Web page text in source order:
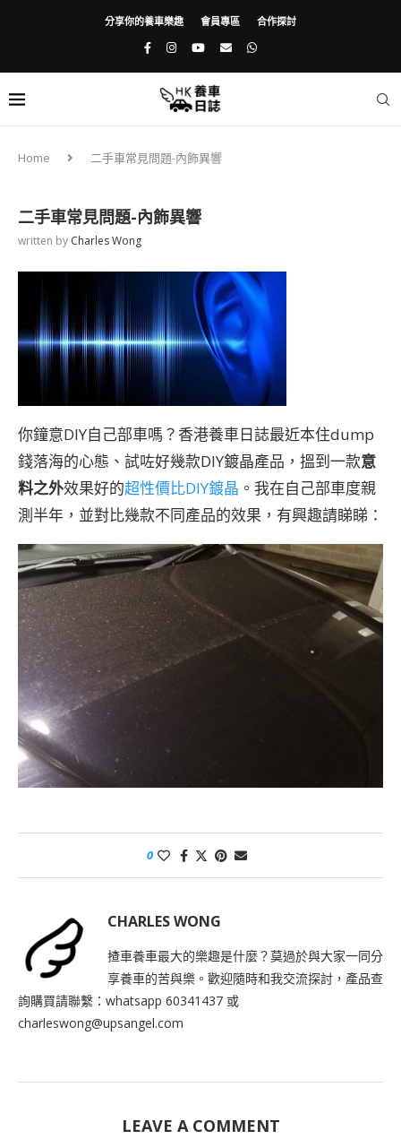
分享你的養車樂趣 會員專區 合作探討
Home 二手車常見問題-內飾異響
二手車常見問題-內飾異響
written by Charles Wong
你鐘意DIY自己部車嗎？香港養車日誌最近本住dump
錢落海的心態、試咗好幾款DIY鍍晶產品，搵到一款意
料之外效果好的超性價比DIY鍍晶 。我在自己部車度親
測半年，並對比幾款不同產品的效果，有興趣請睇睇：
0
CHARLES WONG
揸車養車最大的樂趣是什麼？莫過於與大家一同分
享養車的苦與樂。歡迎隨時和我交流探討，產品查
詢購買請聯繫：whatsapp 60341437 或
charleswong@upsangel.com
LEAVE A COMMENT